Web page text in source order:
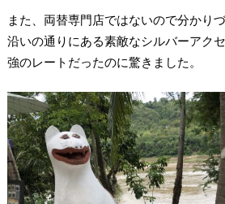
また、両替専門店ではないので分かり
沿いの通りにある素敵なシルバーアク
強のレートだったのに驚きました。